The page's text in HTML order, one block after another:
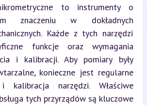
to instrumenty o
znaczeniu w dokładnych
Każde z tych narzędzi
funkcje oraz wymagania
i kalibracji. Aby pomiary były
konieczne jest regularne
kalibracja narzędzi. Właściwe
tych przyrządów są kluczowe